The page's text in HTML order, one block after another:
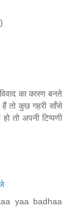
का कारण बनते
तो कुछ गहरी साँसे
तो अपनी टिप्पणी
yaa badhaa